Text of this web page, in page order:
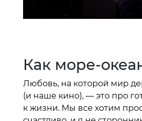
Как море-
Любовь, на которой мир
(и наше кино), — это про
к жизни. Мы все хотим